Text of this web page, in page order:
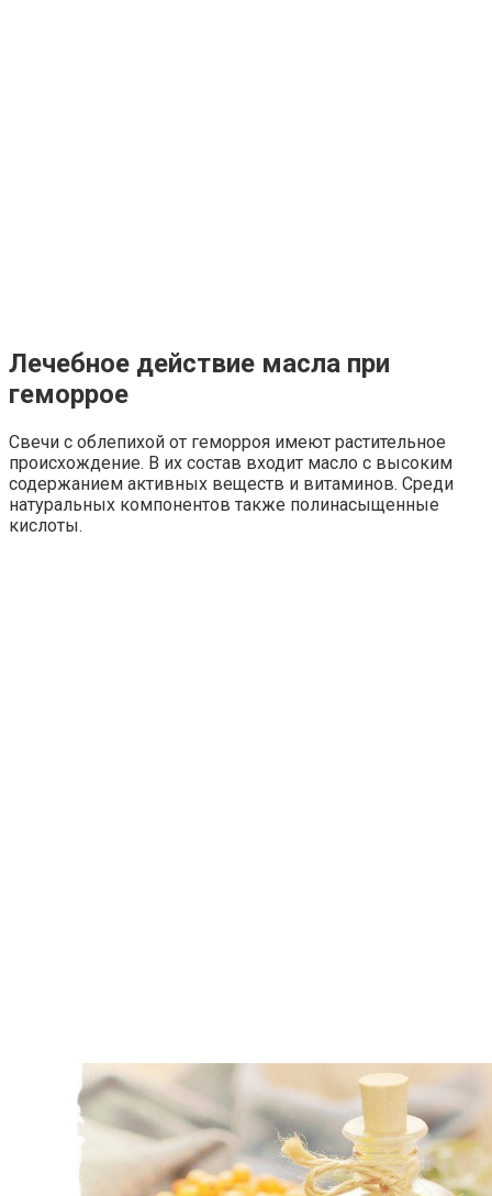
Лечебное действие масла при
геморрое
Свечи с облепихой от геморроя имеют растительное
происхождение. В их состав входит масло с высоким
содержанием активных веществ и витаминов. Среди
натуральных компонентов также полинасыщенные
кислоты.